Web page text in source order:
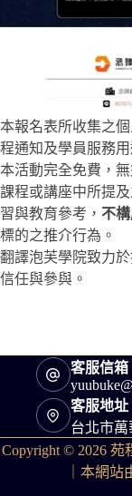
本報名表所收集之
程通知及學員服務
本活動完全免費，
課程或講座中所提
習與教育參考， 不
標的之推介行為。
翻譯泡芙學院致力
信任與參與。
客服信箱
客服地址
台北市萬
Copyright © 2026 苑
｜本網站